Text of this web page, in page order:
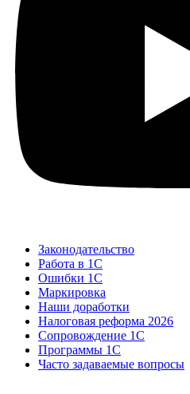
Законодательство
Работа в 1С
Ошибки 1С
Маркировка
Наши доработки
Налоговая реформа 2026
Сопровождение 1С
Программы 1С
Часто задаваемые вопросы